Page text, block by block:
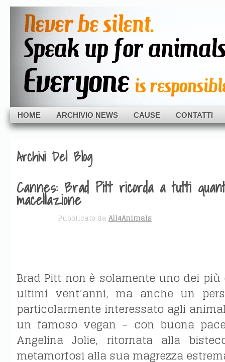
Skip to navigation
Skip to main content
Skip to primary sidebar
Skip to secondary sidebar
Skip to footer
All-4Animals
Everyone is responsible.
HOME ARCHIVIO NEWS CAUSE CONTATTI
Archivi Del Blog
Cannes: Brad Pitt ricorda a tutti
macellazione
Pubblicato da All4Animals
Brad Pitt non è solamente uno dei
ultimi vent’anni, ma anche un
particolarmente interessato agli
un famoso vegan – con buona
Angelina Jolie, ritornata alla
metamorfosi alla sua magrezza